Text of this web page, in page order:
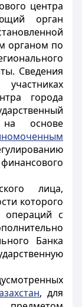
центра
орган
органом по
Сведения
города
основе
лица,
которого
операций с
Банка
, для